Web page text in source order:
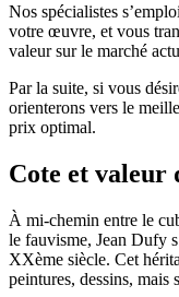
Nos spécialistes
votre œuvre, et vous
valeur sur le marché
Par la suite, si vous
orienterons vers le
prix optimal.
Cote et valeur
À mi-chemin entre le
le fauvisme, Jean Dufy
XXème siècle. Cet
peintures, dessins, mais